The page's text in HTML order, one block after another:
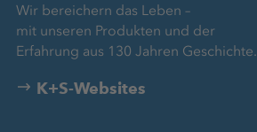
Wir bereichern das Leben –
mit unseren Produkten und der
Erfahrung aus 130 Jahren Geschichte.
K+S-Websites